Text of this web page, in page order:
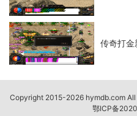
传奇打金
Copyright 2015-2026 hymdb.com All
鄂ICP备